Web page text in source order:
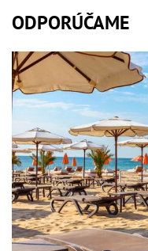
ODPORÚČAME